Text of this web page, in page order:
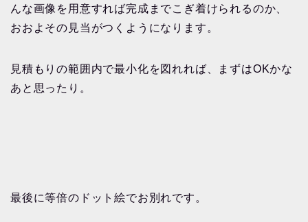
んな画像を用意すれば完成までこぎ着けられるのか、
おおよその見当がつくようになります。
見積もりの範囲内で最小化を図れれば、まずはOKかな
あと思ったり。
最後に等倍のドット絵でお別れです。